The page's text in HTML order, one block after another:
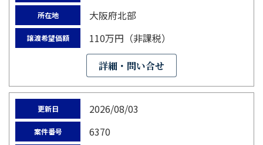
所在地 大阪府北部
譲渡希望価額 110万円（非課税）
詳細・問い合せ
更新日 2026/08/03
案件番号 6370